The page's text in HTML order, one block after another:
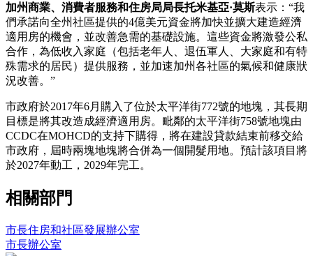
加州商業、消費者服務和住房局局長托米基亞·莫斯表示：“我
們承諾向全州社區提供的4億美元資金將加快並擴大建造經濟
適用房的機會，並改善急需的基礎設施。這些資金將激發公私
合作，為低收入家庭（包括老年人、退伍軍人、大家庭和有特
殊需求的居民）提供服務，並加速加州各社區的氣候和健康狀
況改善。”
市政府於2017年6月購入了位於太平洋街772號的地塊，其長期
目標是將其改造成經濟適用房。毗鄰的太平洋街758號地塊由
CCDC在MOHCD的支持下購得，將在建設貸款結束前移交給
市政府，屆時兩塊地塊將合併為一個開髮用地。預計該項目將
於2027年動工，2029年完工。
相關部門
市長住房和社區發展辦公室
市長辦公室